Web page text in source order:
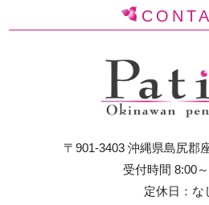
〒901-3403 沖縄県島尻郡
受付時間 8:00
定休日：な